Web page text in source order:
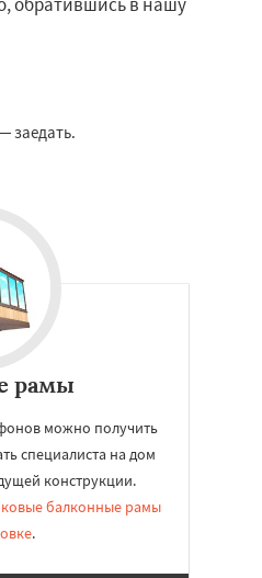
заедать.
рамы
можно получить
специалиста на дом
конструкции.
балконные рамы
.